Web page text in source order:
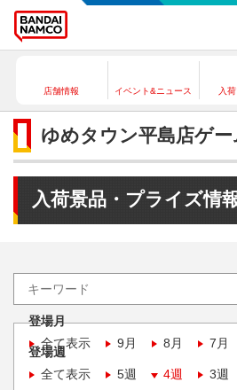
店舗情報 イベント&ニュース 入
ゆめタウン平島店ゲ
入荷景品・プライズ情
登場月
全て表示
9月 8月 7月
登場週
全て表示
5週 4週 3週